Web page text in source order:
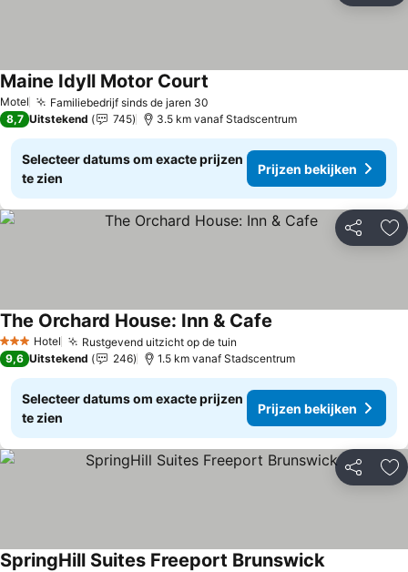
Motel Familiebedrijf sinds de jaren 30
Maine Idyll Motor Court
8,7 Uitstekend 745 3.5 km vanaf Stadscentrum
Selecteer datums om exacte prijzen
te zien
Prijzen bekijken
Delen
3 SterrenHotel Rustgevend uitzicht op de tuin
The Orchard House: Inn & Cafe
9,6 Uitstekend 246 1.5 km vanaf Stadscentrum
Selecteer datums om exacte prijzen
te zien
Prijzen bekijken
Delen
SpringHill Suites Freeport Brunswick